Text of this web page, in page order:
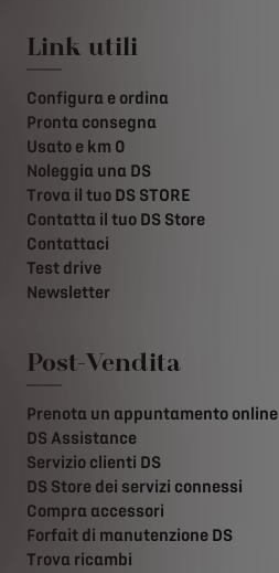
Link utili
Configura e ordina
Pronta consegna
Usato e km 0
Noleggia una DS
Trova il tuo DS STORE
Contatta il tuo DS Store
Contattaci
Test drive
Newsletter
Post-Vendita
Prenota un appuntamento online
DS Assistance
Servizio clienti DS
DS Store dei servizi connessi
Compra accessori
Forfait di manutenzione DS
Trova ricambi